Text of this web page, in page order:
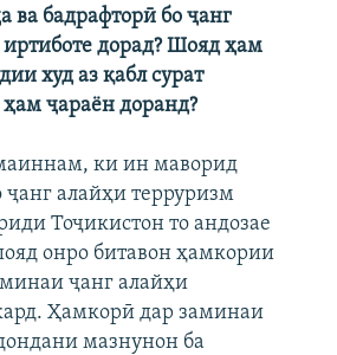
бадрафторӣ бо ҷанг
дорад? Шояд ҳам
худ аз қабл сурат
ҷараён доранд?
ки ин маворид
ҷанг алайҳи терруризм
Тоҷикистон то андозае
онро битавон ҳамкории
ҷанг алайҳи
Ҳамкорӣ дар заминаи
мазнунон ба